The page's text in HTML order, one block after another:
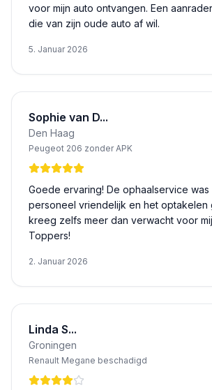
voor mijn auto ontvangen. Een
die van zijn oude auto af wil.
5. Januar 2026
Sophie van D...
Den Haag
Peugeot 206 zonder APK
Goede ervaring! De ophaalservice was
personeel vriendelijk en het optakelen
kreeg zelfs meer dan verwacht voor
Toppers!
2. Januar 2026
Linda S...
Groningen
Renault Megane beschadigd